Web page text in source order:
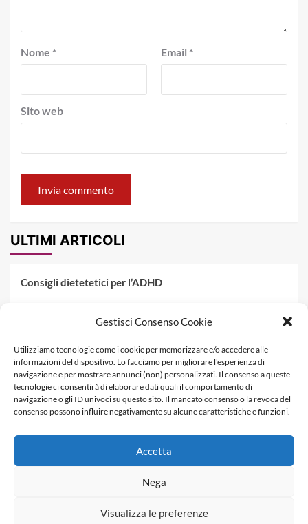
Gestisci Consenso Cookie
Utilizziamo tecnologie come i cookie per memorizzare e/o accedere alle
informazioni del dispositivo. Lo facciamo per migliorare l'esperienza di
navigazione e per mostrare annunci (non) personalizzati. Il consenso a queste
tecnologie ci consentirà di elaborare dati quali il comportamento di
navigazione o gli ID univoci su questo sito. Il mancato consenso o la revoca del
consenso possono influire negativamente su alcune caratteristiche e funzioni.
Accetta
Nega
Visualizza le preferenze
Nome * Email *
Sito web
ULTIMI ARTICOLI
Consigli dietetetici per l’ADHD
Fenilchetonuria
Dieta militare: come funziona, opinioni e schema tipo per
dimagrire in 3 giorni
Informativa Privacy